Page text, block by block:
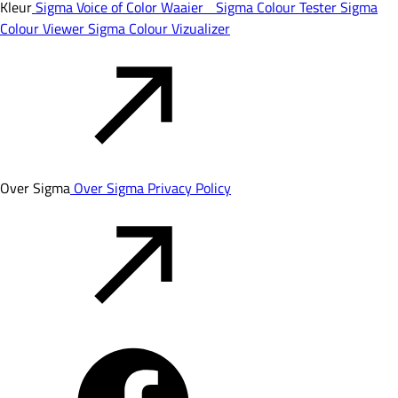
KleurSigma Voice of Color Waaier Sigma Colour TesterSigma
Colour ViewerSigma Colour Vizualizer
Over Sigma Over Sigma Privacy Policy